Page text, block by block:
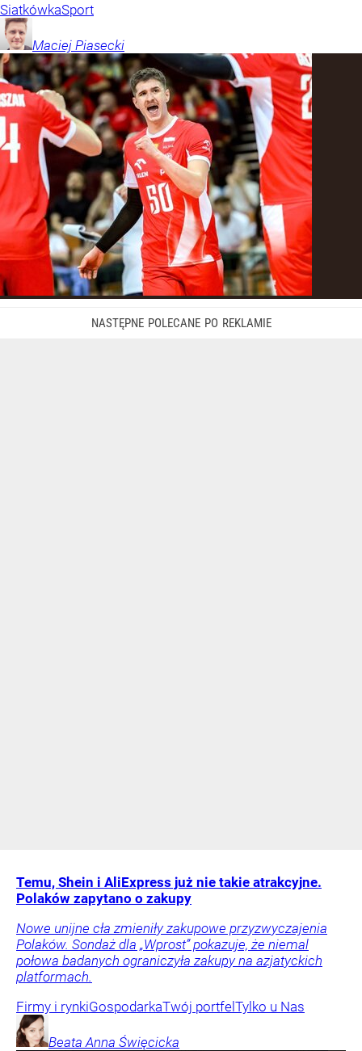
SiatkówkaSport
Maciej Piasecki
Temu, Shein i AliExpress już nie takie atrakcyjne.
Polaków zapytano o zakupy
Nowe unijne cła zmieniły zakupowe przyzwyczajenia
Polaków. Sondaż dla „Wprost” pokazuje, że niemal
połowa badanych ograniczyła zakupy na azjatyckich
platformach.
Firmy i rynkiGospodarkaTwój portfelTylko u Nas
Beata Anna Święcicka